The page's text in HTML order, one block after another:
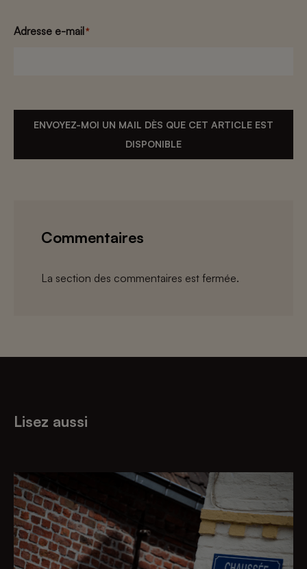
Adresse e-mail*
ENVOYEZ-MOI UN MAIL DÈS QUE CET ARTICLE EST
DISPONIBLE
Commentaires
La section des commentaires est fermée.
Lisez aussi